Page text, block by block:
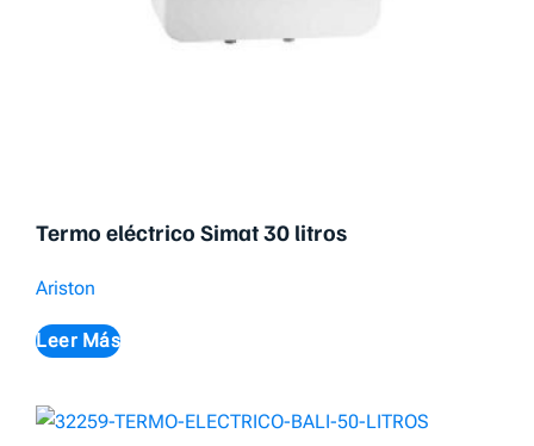
Termo eléctrico Simat 30 litros
Ariston
Leer Más